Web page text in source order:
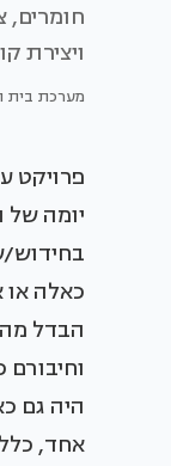
חומרים,
ויצירת
מערכת בית
פרויקט
יומה של
בחידוש/
כאלה או
הבדל
היה גם
אחד,